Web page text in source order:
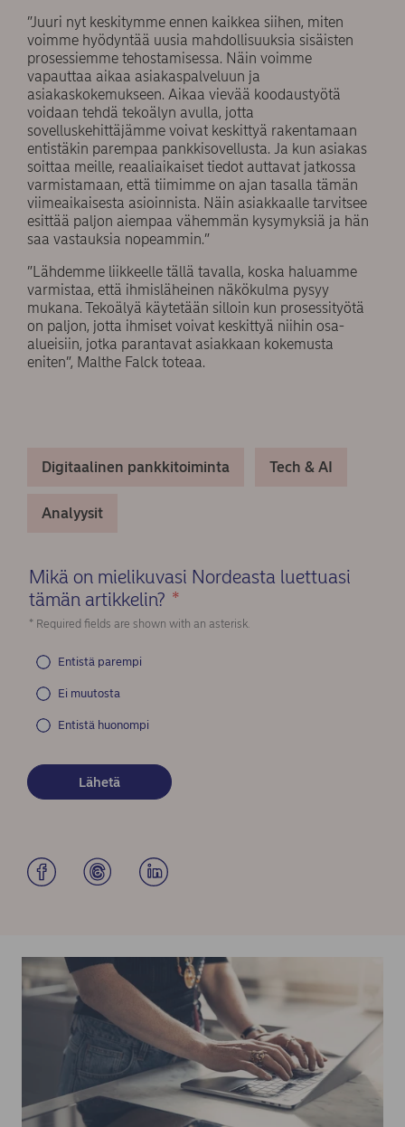
”Juuri nyt keskitymme ennen kaikkea siihen, miten
voimme hyödyntää uusia mahdollisuuksia sisäisten
prosessiemme tehostamisessa. Näin voimme
vapauttaa aikaa asiakaspalveluun ja
asiakaskokemukseen. Aikaa vievää koodaustyötä
voidaan tehdä tekoälyn avulla, jotta
sovelluskehittäjämme voivat keskittyä rakentamaan
entistäkin parempaa pankkisovellusta. Ja kun asiakas
soittaa meille, reaaliaikaiset tiedot auttavat jatkossa
varmistamaan, että tiimimme on ajan tasalla tämän
viimeaikaisesta asioinnista. Näin asiakkaalle tarvitsee
esittää paljon aiempaa vähemmän kysymyksiä ja hän
saa vastauksia nopeammin.”
”Lähdemme liikkeelle tällä tavalla, koska haluamme
varmistaa, että ihmisläheinen näkökulma pysyy
mukana. Tekoälyä käytetään silloin kun prosessityötä
on paljon, jotta ihmiset voivat keskittyä niihin osa-
alueisiin, jotka parantavat asiakkaan kokemusta
eniten”, Malthe Falck toteaa.
Digitaalinen pankkitoiminta Tech & AI
Analyysit
Mikä on mielikuvasi Nordeasta luettuasi
tämän artikkelin? *
* Required fields are shown with an asterisk.
Entistä parempi
Ei muutosta
Entistä huonompi